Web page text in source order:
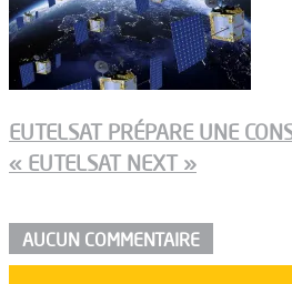
EUTELSAT PRÉPARE UNE
« EUTELSAT NEXT »
AUCUN COMMENTAIRE